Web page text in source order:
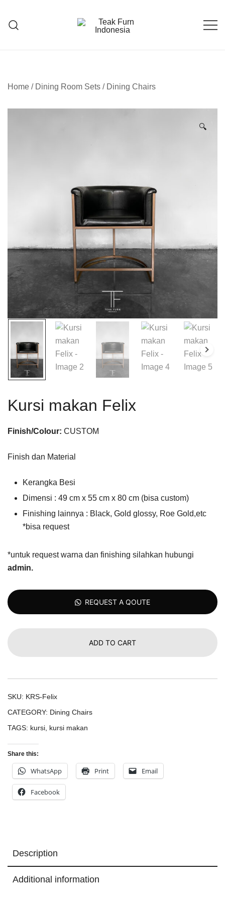
Home / Dining Room Sets / Dining Chairs
🔍
Kursi makan Felix
Finish/Colour: CUSTOM
Finish dan Material
Kerangka Besi
Dimensi : 49 cm x 55 cm x 80 cm (bisa custom)
Finishing lainnya : Black, Gold glossy, Roe Gold,etc
*bisa request
*untuk request warna dan finishing silahkan hubungi
admin.
REQUEST A QOUTE
ADD TO CART
SKU: KRS-Felix
CATEGORY: Dining Chairs
TAGS: kursi kursi makan
Share this:
WhatsApp Print Email
Facebook
Description
Additional information